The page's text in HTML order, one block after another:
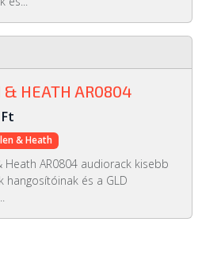
& HEATH AR0804
& Heath
Heath AR0804 audiorack kisebb
hangosítóinak és a GLD